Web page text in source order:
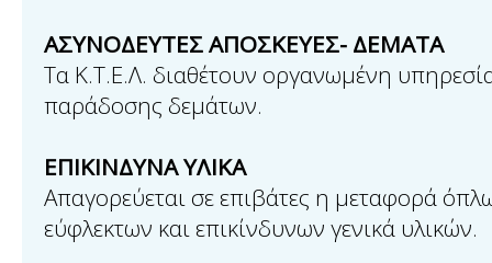
ΑΣΥΝΟΔΕΥΤΕΣ ΑΠΟΣΚΕΥΕΣ- ΔΕΜΑΤΑ
Τα Κ.Τ.Ε.Λ. διαθέτουν οργανωμένη
παράδοσης δεμάτων.
ΕΠΙΚΙΝΔΥΝΑ ΥΛΙΚΑ
Απαγορεύεται σε επιβάτες η μεταφορά
εύφλεκτων και επικίνδυνων γενικά υλικών.